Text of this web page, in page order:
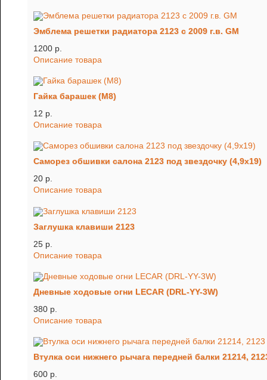
Эмблема решетки радиатора 2123 с 2009 г.в. GM
1200 p.
Описание товара
Гайка барашек (М8)
12 p.
Описание товара
Саморез обшивки салона 2123 под звездочку (4,9х19)
20 p.
Описание товара
Заглушка клавиши 2123
25 p.
Описание товара
Дневные ходовые огни LECAR (DRL-YY-3W)
380 p.
Описание товара
Втулка оси нижнего рычага передней балки 21214,
600 p.